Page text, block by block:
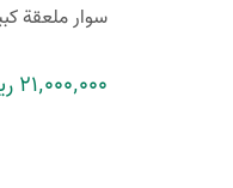
سوار ملعقة
21٬000٬000 ریال